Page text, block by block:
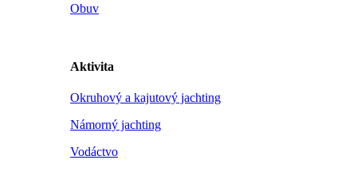
Obuv
Aktivita
Okruhový a kajutový jachting
Námorný jachting
Vodáctvo